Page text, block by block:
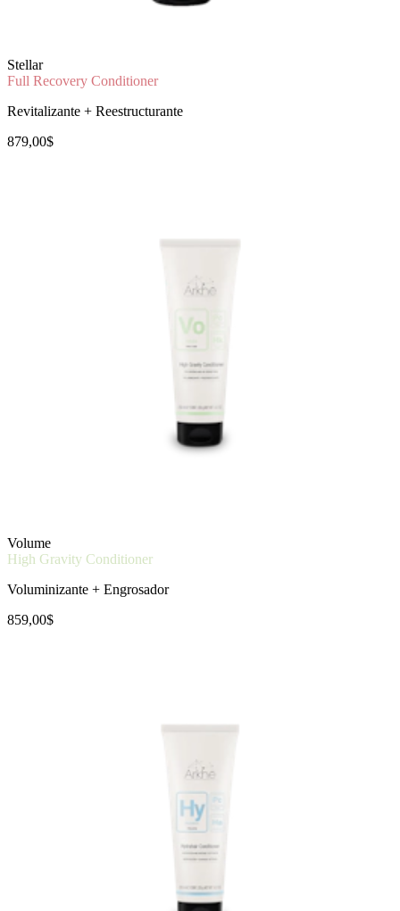
Stellar
Full Recovery Conditioner
Revitalizante + Reestructurante
879,00$
Volume
High Gravity Conditioner
Voluminizante + Engrosador
859,00$